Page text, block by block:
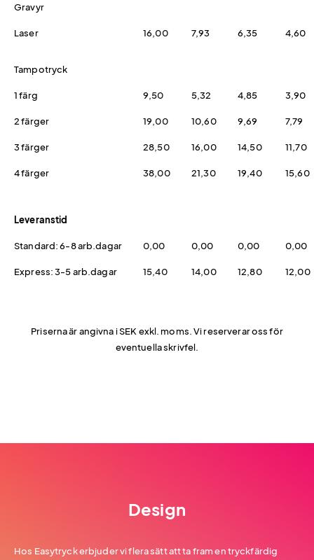
Gravyr
Laser 16,00 7,93 6,35 4,60
Tampotryck
1 färg 9,50 5,32 4,85 3,90
2 färger 19,00 10,60 9,69 7,79
3 färger 28,50 16,00 14,50 11,70
4 färger 38,00 21,30 19,40 15,60
Leveranstid
Standard: 6-8 arb.dagar 0,00 0,00 0,00 0,00
Express: 3-5 arb.dagar 15,40 14,00 12,80 12,00
Priserna är angivna i SEK exkl. moms. Vi reserverar oss för
eventuella skrivfel.
Design
Hos Easytryck erbjuder vi flera sätt att ta fram en tryckfärdig